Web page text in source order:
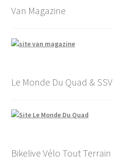
Van Magazine
Le Monde Du Quad & SSV
Bikelive Vélo Tout Terrain